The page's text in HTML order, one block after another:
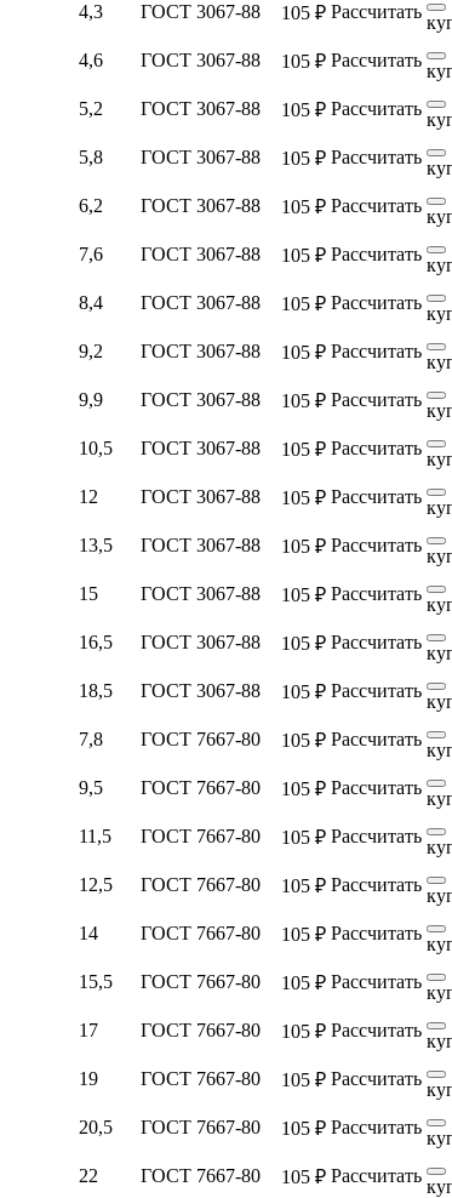
4,3 ГОСТ 3067-88 105 ₽ Рассчитать
4,6 ГОСТ 3067-88 105 ₽ Рассчитать
5,2 ГОСТ 3067-88 105 ₽ Рассчитать
5,8 ГОСТ 3067-88 105 ₽ Рассчитать
6,2 ГОСТ 3067-88 105 ₽ Рассчитать
7,6 ГОСТ 3067-88 105 ₽ Рассчитать
8,4 ГОСТ 3067-88 105 ₽ Рассчитать
9,2 ГОСТ 3067-88 105 ₽ Рассчитать
9,9 ГОСТ 3067-88 105 ₽ Рассчитать
10,5 ГОСТ 3067-88 105 ₽ Рассчитать
12 ГОСТ 3067-88 105 ₽ Рассчитать
13,5 ГОСТ 3067-88 105 ₽ Рассчитать
15 ГОСТ 3067-88 105 ₽ Рассчитать
16,5 ГОСТ 3067-88 105 ₽ Рассчитать
18,5 ГОСТ 3067-88 105 ₽ Рассчитать
7,8 ГОСТ 7667-80 105 ₽ Рассчитать
9,5 ГОСТ 7667-80 105 ₽ Рассчитать
11,5 ГОСТ 7667-80 105 ₽ Рассчитать
12,5 ГОСТ 7667-80 105 ₽ Рассчитать
14 ГОСТ 7667-80 105 ₽ Рассчитать
15,5 ГОСТ 7667-80 105 ₽ Рассчитать
17 ГОСТ 7667-80 105 ₽ Рассчитать
19 ГОСТ 7667-80 105 ₽ Рассчитать
20,5 ГОСТ 7667-80 105 ₽ Рассчитать
22 ГОСТ 7667-80 105 ₽ Рассчитать